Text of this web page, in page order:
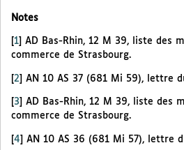
Notes
1
AD Bas-Rhin, 12 M 39, liste des
commerce de Strasbourg.
[2] AN 10 AS 37 (681 Mi 59), lettre
3
AD Bas-Rhin, 12 M 39, liste des
commerce de Strasbourg.
[4] AN 10 AS 36 (681 Mi 57), lettre